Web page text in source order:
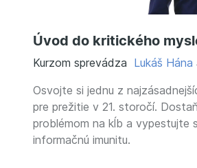
Úvod do kritického
Kurzom sprevádza Lukáš Hána
Osvojte si jednu z
pre prežitie v 21. storočí.
problémom na kĺb a vypestujte
informačnú imunitu.